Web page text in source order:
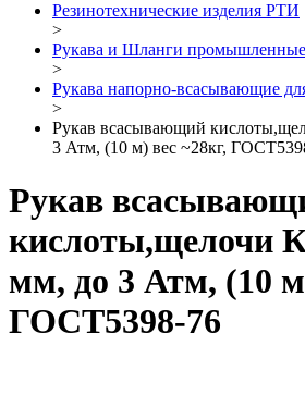
Резинотехнические изделия РТИ
>
Рукава и Шланги промышленные
>
Рукава напорно-всасывающие
>
Рукав всасывающий
3 Атм, (10 м) вес ~28кг,
Рукав
кислоты,щелочи
мм, до 3 Атм, (10
ГОСТ5398-76